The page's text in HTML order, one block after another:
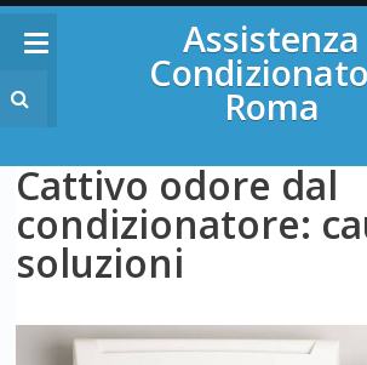
Assistenza
Roma
Cattivo odore dal
condizionatore:
soluzioni